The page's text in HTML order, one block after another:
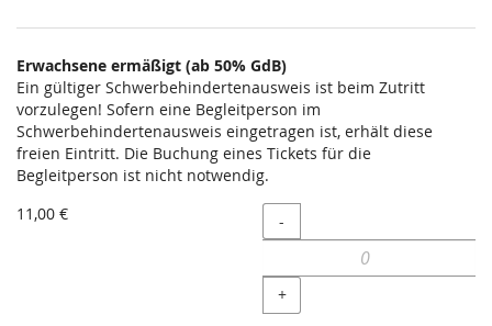
Erwachsene ermäßigt (ab 50% GdB)
Ein gültiger Schwerbehindertenausweis ist beim Zutritt
vorzulegen! Sofern eine Begleitperson im
Schwerbehindertenausweis eingetragen ist, erhält diese
freien Eintritt. Die Buchung eines Tickets für die
Begleitperson ist nicht notwendig.
11,00 €
Menge
-
+